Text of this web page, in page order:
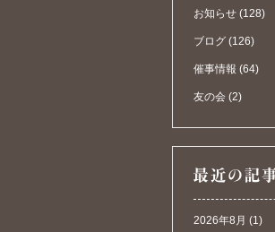
お知らせ (128)
ブログ (126)
催事情報 (64)
友の会 (2)
2026年8月 (1)